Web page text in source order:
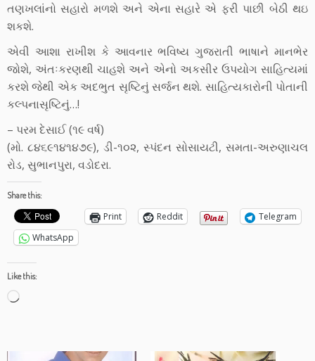
તણખલાંનો સહારો મળશે અને એના સહારે એ ફરી પાછી બેઠી થઇ
શકશે.
એવી આશા રાખીશ કે આવનાર ભવિષ્ય ગુજરાતી ભાષાને માનભેર
જોશે, અંતઃકરણથી ચાહશે અને એનો અકસીર ઉપયોગ સાહિત્યમાં
કરશે જેથી એક અદભુત સૃષ્ટિનું સર્જન થશે. સાહિત્યકારોની પોતાની
કલ્પનાસૃષ્ટિનું…!
– પરમ દેસાઈ (૧૯ વર્ષ)
(મો. ૮૪૬૯૧૪૧૪૭૯), ડી-૧૦૨, સ્પંદન સોસાયટી, સમતા-અરુણાચલ
રોડ, સુભાનપુરા, વડોદરા.
Share this:
Print Reddit
Telegram
WhatsApp
Like this:
Loading…